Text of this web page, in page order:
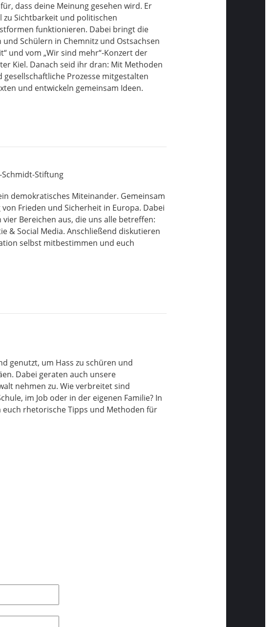
dass deine Meinung gesehen wird. Er
zu Sichtbarkeit und politischen
funktionieren. Dabei bringt die
Schülern in Chemnitz und Ostsachsen
und vom „Wir sind mehr“-Konzert der
Kiel. Danach seid ihr dran: Mit Methoden
Prozesse mitgestalten
und entwickeln gemeinsam Ideen.
Stiftung
demokratisches Miteinander. Gemeinsam
Frieden und Sicherheit in Europa. Dabei
Bereichen aus, die uns alle betreffen:
& Social Media. Anschließend diskutieren
selbst mitbestimmen und euch
genutzt, um Hass zu schüren und
Dabei geraten auch unsere
nehmen zu. Wie verbreitet sind
im Job oder in der eigenen Familie? In
rhetorische Tipps und Methoden für